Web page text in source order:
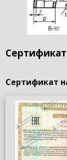
Сертификат